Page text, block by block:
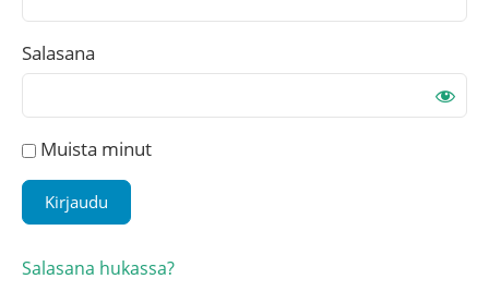
Salasana
Muista minut
Salasana hukassa?